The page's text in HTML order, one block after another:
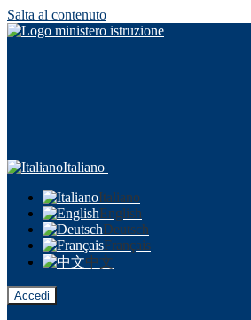
Salta al contenuto
Italiano
Italiano
English
Deutsch
Français
中文
Accedi